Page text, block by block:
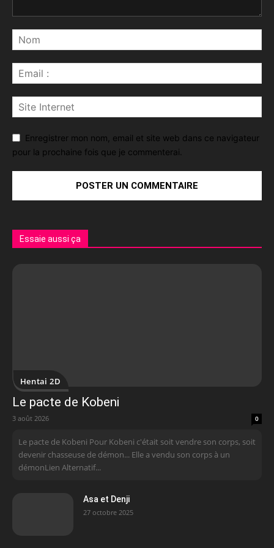
Enregistrer mon nom, email et site web dans ce navigateur
pour la prochaine fois que je commenterai.
Essaie aussi ça
Hentai 2D
Le pacte de Kobeni
3 août 2026 0
Le pacte de Kobeni Pour Kobeni c'était soit vendre son corps, soit
devenir chasseuse de démon... Elle a vendu son corps à un
démonLien Alternatif...
Asa et Denji
27 octobre 2025